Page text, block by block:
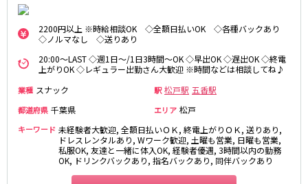
2200円以上 ※時給相談OK ◇全額日払いOK ◇各種バックあり
◇ノルマなし ◇送りあり
20:00～LAST ◇週1日～/1日3時間～OK ◇早出OK ◇遅出OK ◇終電
上がりOK ◇レギュラー出勤さん大歓迎 ※時間などは相談してね♪
業種 スナック 駅 松戸駅 五香駅
都道府県 千葉県 エリア 松戸
キーワード 未経験者大歓迎, 全額日払いＯＫ, 終電上がりＯＫ, 送りあり,
ドレスレンタルあり, Wワーク歓迎, 土曜も営業, 日曜も営業,
私服OK, 友達と一緒に体入OK, 経験者優遇, 3時間以内の勤務
OK, ドリンクバックあり, 指名バックあり, 同伴バックあり
自由が丘・学芸大学
三軒茶屋・二子玉川
駒込・日暮里
荻窪・阿佐ヶ谷
浅草・浅草橋・両国
東陽町・門前仲町
府中
目黒・中目黒
拝島・小作
綾瀬・竹ノ塚・西新井
調布
高円寺
国分寺
亀有・金町
新宿
明大前・烏山
千葉駅
錦糸町駅
新宿駅
吉祥寺駅
船橋駅
秋葉原駅
中野駅
本八幡駅
西船橋駅
津田沼駅
亀戸駅
小岩駅
高円寺駅
荻窪駅